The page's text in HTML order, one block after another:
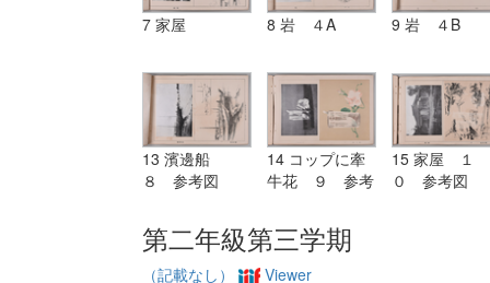
7 家屋 8 岩 ４A 9 岩 ４B
13 濱邊船
８ 参考図
14 コップに牽
牛花 ９ 参考
15 家屋 １
０ 参考図
第二年級第三学期
（記載なし） Viewer